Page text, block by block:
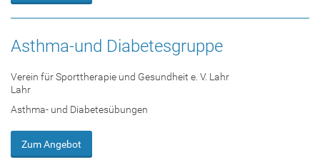
Asthma-und Diabetesgruppe
Verein für Sporttherapie und Gesundheit e. V. Lahr
Lahr
Asthma- und Diabetesübungen
Zum Angebot